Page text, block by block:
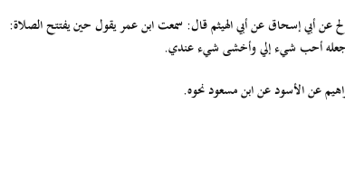
عن أبي إسحاق عن أبي الهيثم قال: سمعت ابن عمر يقول حين يفتتح الصلاة:
اجعله أحب شيء إلي وأخشى شيء عندي.
عن الأسود عن ابن مسعود نحوه.